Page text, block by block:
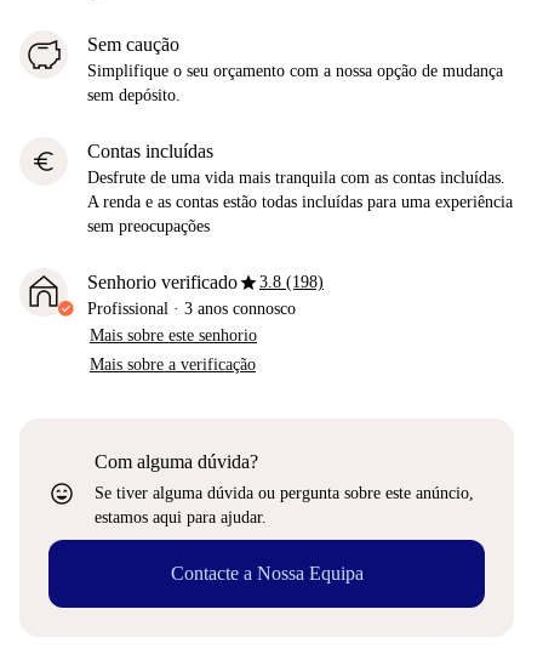
Sem caução
Simplifique o seu orçamento com a nossa opção de mudança
sem depósito.
euro Contas incluídas
Desfrute de uma vida mais tranquila com as contas incluídas.
A renda e as contas estão todas incluídas para uma experiência
sem preocupações
Senhorio verificadostar3.8 (198)
Profissional · 3 anos connosco
Mais sobre este senhorio
Mais sobre a verificação
sentiment_very_satisfied
Com alguma dúvida?
Se tiver alguma dúvida ou pergunta sobre este anúncio,
estamos aqui para ajudar.
Contacte a Nossa Equipa